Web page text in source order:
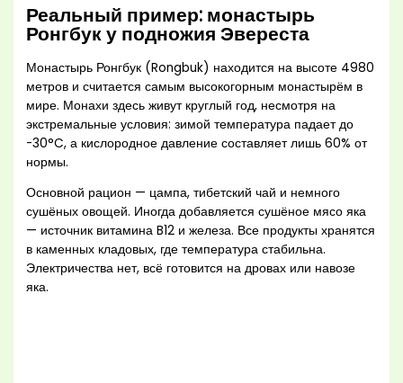
Реальный пример: монастырь
Ронгбук у подножия Эвереста
Монастырь Ронгбук (Rongbuk) находится на высоте 4980
метров и считается самым высокогорным монастырём в
мире. Монахи здесь живут круглый год, несмотря на
экстремальные условия: зимой температура падает до
-30°C, а кислородное давление составляет лишь 60% от
нормы.
Основной рацион — цампа, тибетский чай и немного
сушёных овощей. Иногда добавляется сушёное мясо яка
— источник витамина B12 и железа. Все продукты хранятся
в каменных кладовых, где температура стабильна.
Электричества нет, всё готовится на дровах или навозе
яка.